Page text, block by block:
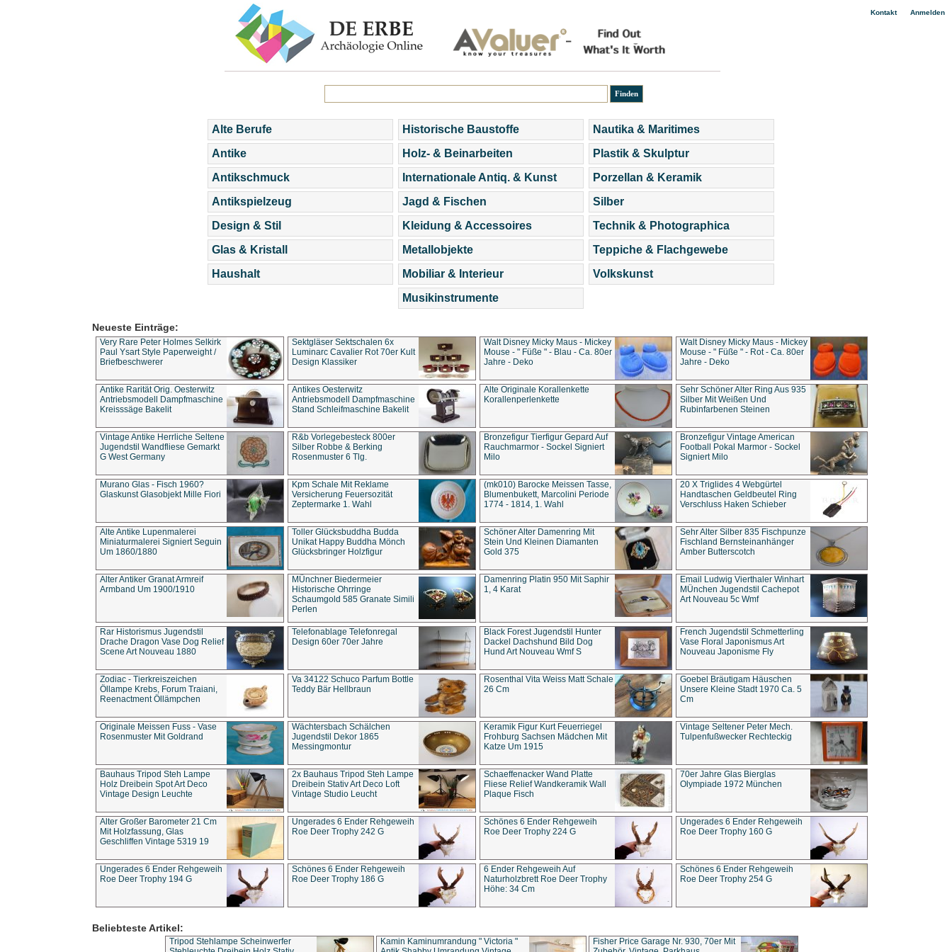
Kontakt| Anmelden
Alte Berufe
Antike
Antikschmuck
Antikspielzeug
Design & Stil
Glas & Kristall
Haushalt
Historische Baustoffe
Holz- & Beinarbeiten
Internationale Antiq. & Kunst
Jagd & Fischen
Kleidung & Accessoires
Metallobjekte
Mobiliar & Interieur
Musikinstrumente
Nautika & Maritimes
Plastik & Skulptur
Porzellan & Keramik
Silber
Technik & Photographica
Teppiche & Flachgewebe
Volkskunst
Neueste Einträge:
Very Rare Peter Holmes Selkirk
Paul Ysart Style Paperweight /
Briefbeschwerer
Sektgläser Sektschalen 6x
Luminarc Cavalier Rot 70er Kult
Design Klassiker
Walt Disney Micky Maus - Mickey
Mouse - " Füße " - Blau - Ca. 80er
Jahre - Deko
Walt Disney Micky Maus - Mickey
Mouse - " Füße " - Rot - Ca. 80er
Jahre - Deko
Antike Rarität Orig. Oesterwitz
Antriebsmodell Dampfmaschine
Kreisssäge Bakelit
Antikes Oesterwitz
Antriebsmodell Dampfmaschine
Stand Schleifmaschine Bakelit
Alte Originale Korallenkette
Korallenperlenkette
Sehr Schöner Alter Ring Aus 935
Silber Mit Weißen Und
Rubinfarbenen Steinen
Vintage Antike Herrliche Seltene
Jugendstil Wandfliese Gemarkt
G West Germany
R&b Vorlegebesteck 800er
Silber Robbe & Berking
Rosenmuster 6 Tlg.
Bronzefigur Tierfigur Gepard Auf
Rauchmarmor - Sockel Signiert
Milo
Bronzefigur Vintage American
Football Pokal Marmor - Sockel
Signiert Milo
Murano Glas - Fisch 1960?
Glaskunst Glasobjekt Mille Fiori
Kpm Schale Mit Reklame
Versicherung Feuersozität
Zeptermarke 1. Wahl
(mk010) Barocke Meissen Tasse,
Blumenbukett, Marcolini Periode
1774 - 1814, 1. Wahl
20 X Triglides 4 Webgürtel
Handtaschen Geldbeutel Ring
Verschluss Haken Schieber
Alte Antike Lupenmalerei
Miniaturmalerei Signiert Seguin
Um 1860/1880
Toller Glücksbuddha Budda
Unikat Happy Buddha Mönch
Glücksbringer Holzfigur
Schöner Alter Damenring Mit
Stein Und Kleinen Diamanten
Gold 375
Sehr Alter Silber 835 Fischpunze
Fischland Bernsteinanhänger
Amber Butterscotch
Alter Antiker Granat Armreif
Armband Um 1900/1910
MÜnchner Biedermeier
Historische Ohrringe
Schaumgold 585 Granate Simili
Perlen
Damenring Platin 950 Mit Saphir
1, 4 Karat
Email Ludwig Vierthaler Winhart
MÜnchen Jugendstil Cachepot
Art Nouveau 5c Wmf
Rar Historismus Jugendstil
Drache Dragon Vase Dog Relief
Scene Art Nouveau 1880
Telefonablage Telefonregal
Design 60er 70er Jahre
Black Forest Jugendstil Hunter
Dackel Dachshund Bild Dog
Hund Art Nouveau Wmf S
French Jugendstil Schmetterling
Vase Floral Japonismus Art
Nouveau Japonisme Fly
Zodiac - Tierkreiszeichen
Öllampe Krebs, Forum Traiani,
Reenactment Öllämpchen
Va 34122 Schuco Parfum Bottle
Teddy Bär Hellbraun
Rosenthal Vita Weiss Matt Schale
26 Cm
Goebel Bräutigam Häuschen
Unsere Kleine Stadt 1970 Ca. 5
Cm
Originale Meissen Fuss - Vase
Rosenmuster Mit Goldrand
Wächtersbach Schälchen
Jugendstil Dekor 1865
Messingmontur
Keramik Figur Kurt Feuerriegel
Frohburg Sachsen Mädchen Mit
Katze Um 1915
Vintage Seltener Peter Mech.
Tulpenfußwecker Rechteckig
Bauhaus Tripod Steh Lampe
Holz Dreibein Spot Art Deco
Vintage Design Leuchte
2x Bauhaus Tripod Steh Lampe
Dreibein Stativ Art Deco Loft
Vintage Studio Leucht
Schaeffenacker Wand Platte
Fliese Relief Wandkeramik Wall
Plaque Fisch
70er Jahre Glas Bierglas
Olympiade 1972 München
Alter Großer Barometer 21 Cm
Mit Holzfassung, Glas
Geschliffen Vintage 5319 19
Ungerades 6 Ender Rehgeweih
Roe Deer Trophy 242 G
Schönes 6 Ender Rehgeweih
Roe Deer Trophy 224 G
Ungerades 6 Ender Rehgeweih
Roe Deer Trophy 160 G
Ungerades 6 Ender Rehgeweih
Roe Deer Trophy 194 G
Schönes 6 Ender Rehgeweih
Roe Deer Trophy 186 G
6 Ender Rehgeweih Auf
Naturholzbrett Roe Deer Trophy
Höhe: 34 Cm
Schönes 6 Ender Rehgeweih
Roe Deer Trophy 254 G
Beliebteste Artikel:
Tripod Stehlampe Scheinwerfer
Kamin Kaminumrandung " Victoria "
Fisher Price Garage Nr. 930, 70er Mit